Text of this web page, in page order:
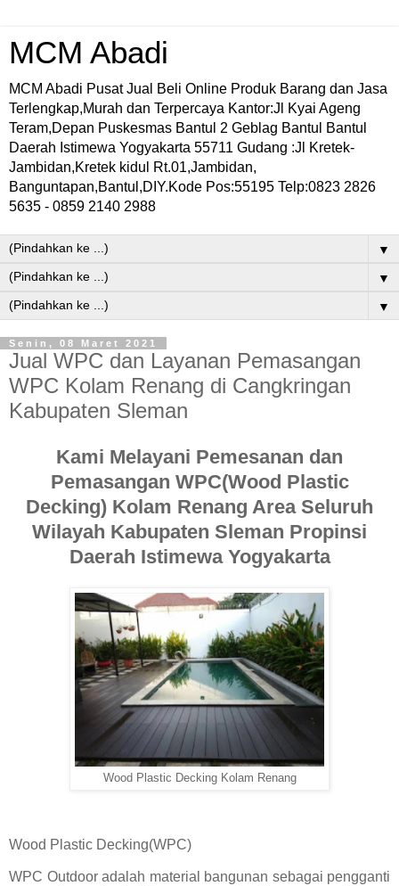
MCM Abadi
MCM Abadi Pusat Jual Beli Online Produk Barang dan Jasa
Terlengkap,Murah dan Terpercaya Kantor:Jl Kyai Ageng
Teram,Depan Puskesmas Bantul 2 Geblag Bantul Bantul
Daerah Istimewa Yogyakarta 55711 Gudang :Jl Kretek-
Jambidan,Kretek kidul Rt.01,Jambidan,
Banguntapan,Bantul,DIY.Kode Pos:55195 Telp:0823 2826
5635 - 0859 2140 2988
▼
▼
▼
Senin, 08 Maret 2021
Jual WPC dan Layanan Pemasangan
WPC Kolam Renang di Cangkringan
Kabupaten Sleman
Kami Melayani Pemesanan dan
Pemasangan WPC(Wood Plastic
Decking) Kolam Renang Area Seluruh
Wilayah Kabupaten Sleman Propinsi
Daerah Istimewa Yogyakarta
Wood Plastic Decking Kolam Renang
Wood Plastic Decking(WPC)
WPC Outdoor adalah material bangunan sebagai pengganti